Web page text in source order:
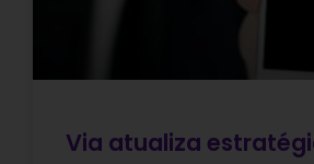
Via atualiza